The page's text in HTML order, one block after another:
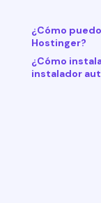
¿Cómo
Hostinger?
¿Cómo
instalador